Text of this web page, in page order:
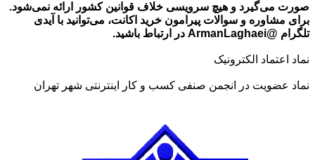
صورت می‌گیرد و هیچ سرویسی خلاف قوانین کشور ارائه نمی‌شود.
برای مشاوره و سوالات پیرامون خرید اکانت، می‌توانید با آیدی
تلگرام @ArmanLaghaei در ارتباط باشید.
نماد اعتماد الکترونیک
نماد عضویت در انجمن صنفی کسب و کار اینترنتی شهر تهران